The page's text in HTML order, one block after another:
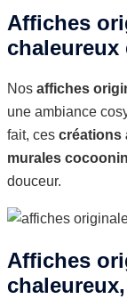
Affiches
chaleureux
Nos affiches
une ambiance
fait, ces créations
murales
douceur.
Affiches